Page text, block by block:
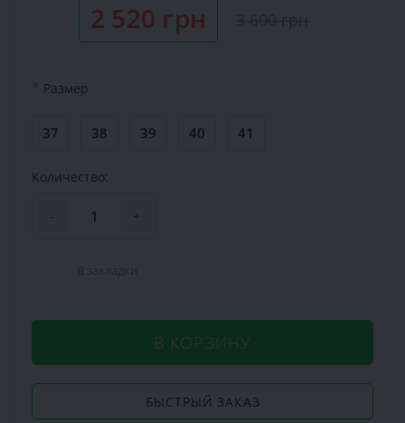
2 520 грн
* Размер
37 38 39 40 41
Количество:
- +
В КОРЗИНУ
БЫСТРЫЙ ЗАКАЗ